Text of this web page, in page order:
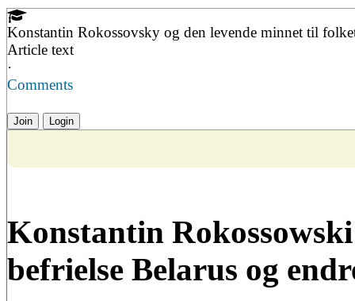
Konstantin Rokossovsky og den levende minnet til
Article text
·
Comments
Join Login
Konstantin
befrielse Belarus og